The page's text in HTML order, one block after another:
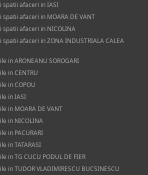
spatii afaceri in IASI
afaceri in MOARA DE VANT
afaceri in NICOLINA
afaceri in ZONA INDUSTRIALA CALEA
in ARONEANU SOROGARI
in CENTRU
in COPOU
in IASI
in MOARA DE VANT
in NICOLINA
in PACURARI
in TATARASI
in TG CUCU PODUL DE FIER
in TUDOR VLADIMIRESCU BUCSINESCU